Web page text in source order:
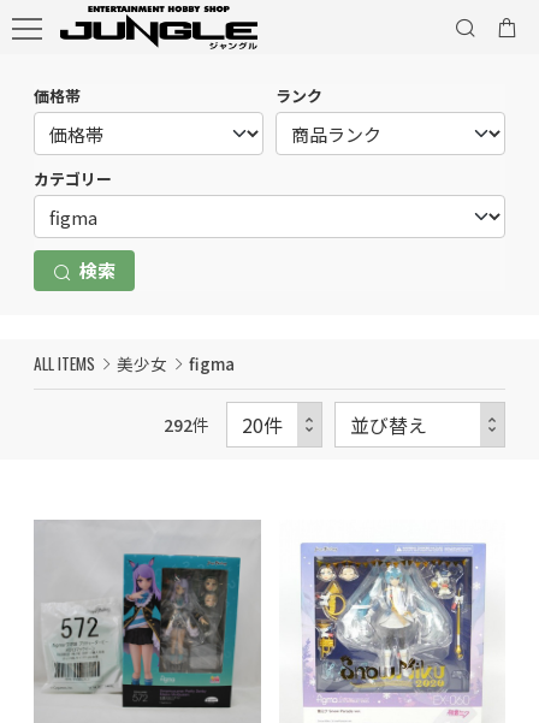
価格帯 ランク
カテゴリー
検索
ALL ITEMS 美少女 figma
292件